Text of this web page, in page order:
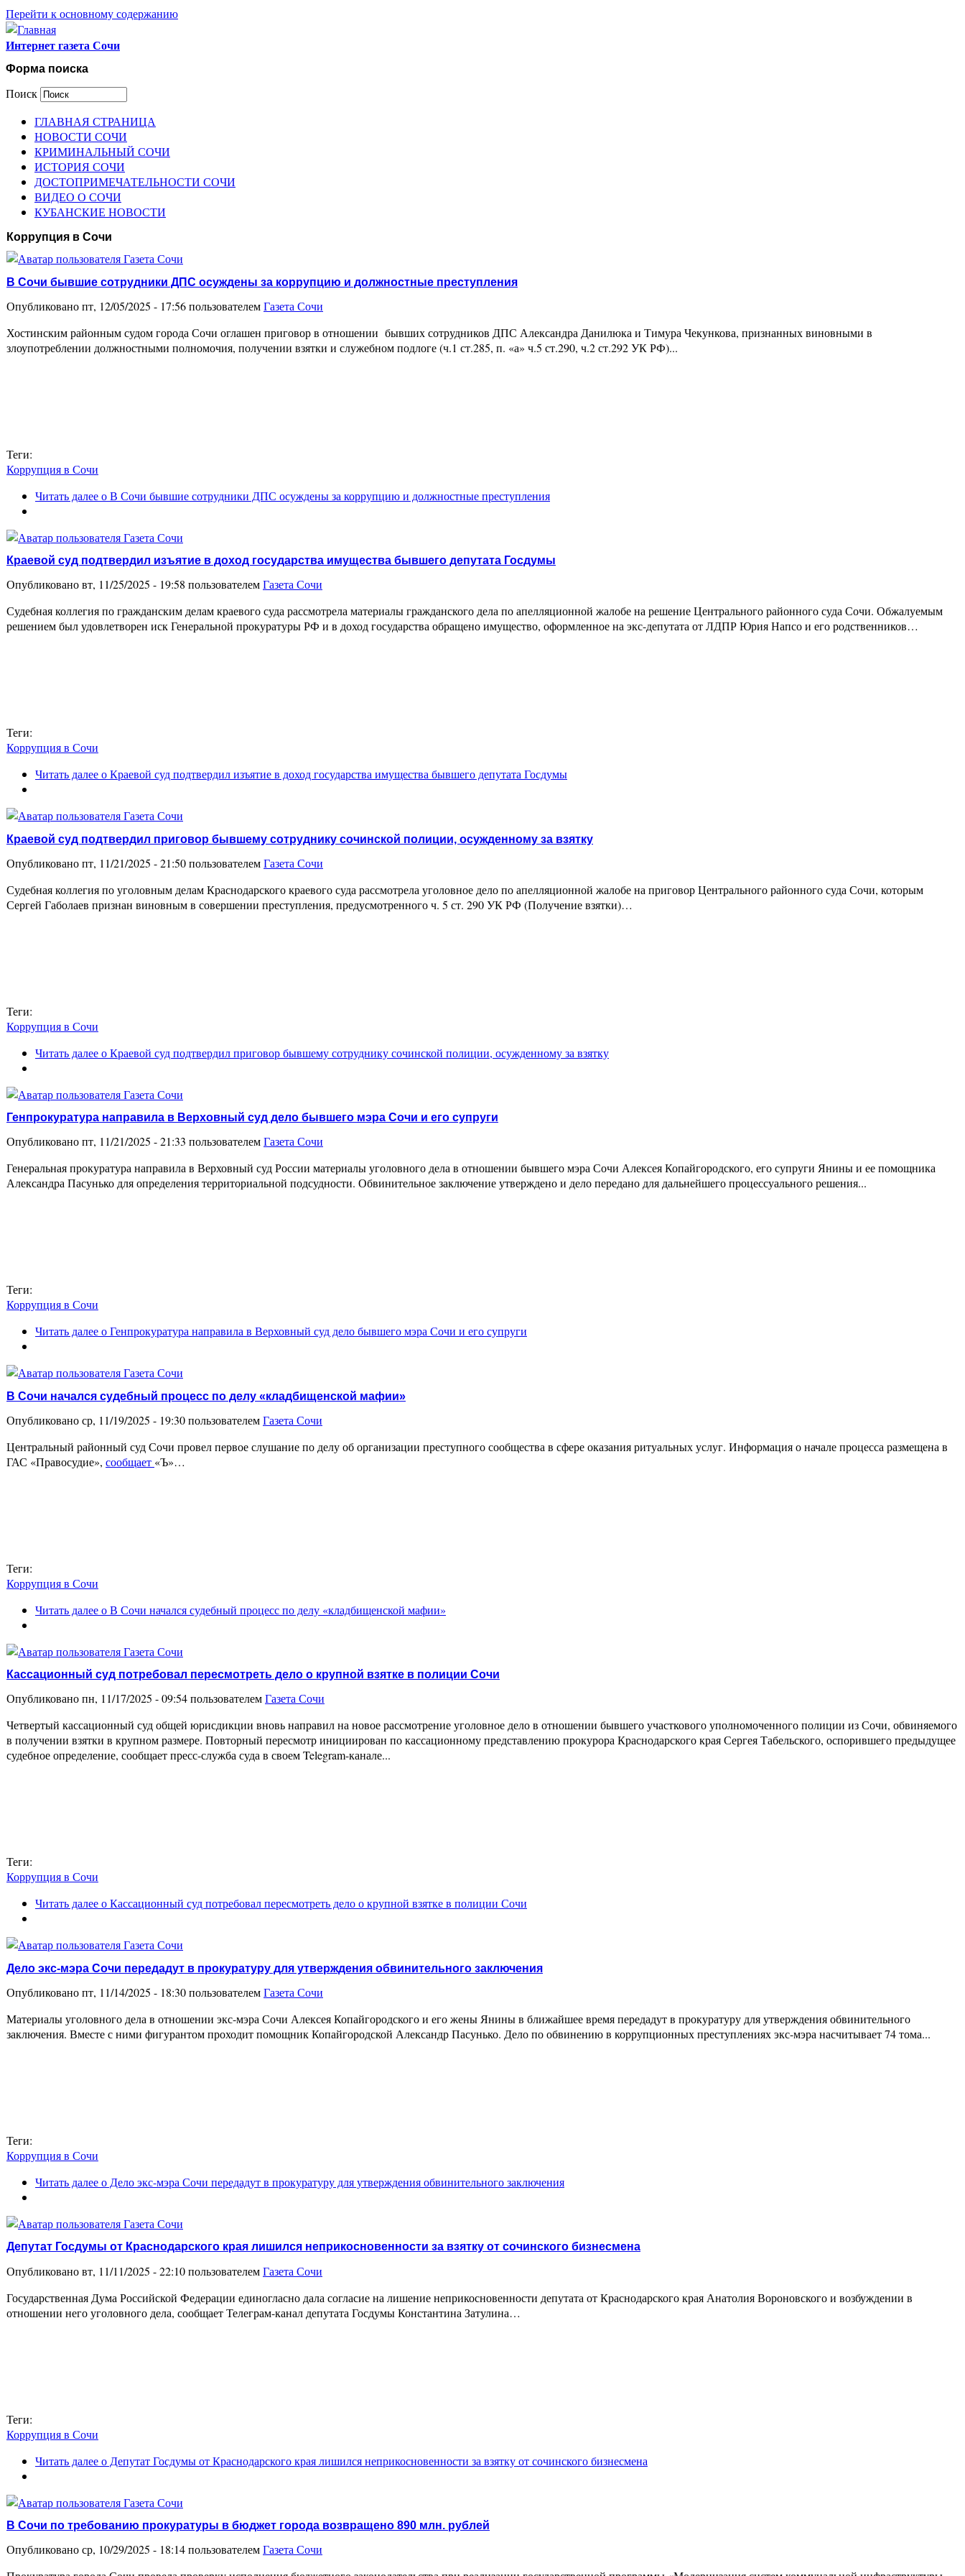
Перейти к основному содержанию
Интернет газета Сочи
Форма поиска
Поиск
ГЛАВНАЯ СТРАНИЦА
НОВОСТИ СОЧИ
КРИМИНАЛЬНЫЙ СОЧИ
ИСТОРИЯ СОЧИ
ДОСТОПРИМЕЧАТЕЛЬНОСТИ СОЧИ
ВИДЕО О СОЧИ
КУБАНСКИЕ НОВОСТИ
Коррупция в Сочи
В Сочи бывшие сотрудники ДПС осуждены за коррупцию и должностные преступления
Опубликовано пт, 12/05/2025 - 17:56 пользователемГазета Сочи
Хостинским районным судом города Сочи оглашен приговор в отношении бывших сотрудников ДПС Александра Данилюка и Тимура Чекункова, признанных виновными в
злоупотреблении должностными полномочия, получении взятки и служебном подлоге (ч.1 ст.285, п. «а» ч.5 ст.290, ч.2 ст.292 УК РФ)...
Теги:
Коррупция в Сочи
Читать далеео В Сочи бывшие сотрудники ДПС осуждены за коррупцию и должностные преступления
Краевой суд подтвердил изъятие в доход государства имущества бывшего депутата Госдумы
Опубликовано вт, 11/25/2025 - 19:58 пользователемГазета Сочи
Судебная коллегия по гражданским делам краевого суда рассмотрела материалы гражданского дела по апелляционной жалобе на решение Центрального районного суда Сочи. Обжалуемым
решением был удовлетворен иск Генеральной прокуратуры РФ и в доход государства обращено имущество, оформленное на экс-депутата от ЛДПР Юрия Напсо и его родственников…
Теги:
Коррупция в Сочи
Читать далеео Краевой суд подтвердил изъятие в доход государства имущества бывшего депутата Госдумы
Краевой суд подтвердил приговор бывшему сотруднику сочинской полиции, осужденному за взятку
Опубликовано пт, 11/21/2025 - 21:50 пользователемГазета Сочи
Судебная коллегия по уголовным делам Краснодарского краевого суда рассмотрела уголовное дело по апелляционной жалобе на приговор Центрального районного суда Сочи, которым
Сергей Габолаев признан виновным в совершении преступления, предусмотренного ч. 5 ст. 290 УК РФ (Получение взятки)…
Теги:
Коррупция в Сочи
Читать далеео Краевой суд подтвердил приговор бывшему сотруднику сочинской полиции, осужденному за взятку
Генпрокуратура направила в Верховный суд дело бывшего мэра Сочи и его супруги
Опубликовано пт, 11/21/2025 - 21:33 пользователемГазета Сочи
Генеральная прокуратура направила в Верховный суд России материалы уголовного дела в отношении бывшего мэра Сочи Алексея Копайгородского, его супруги Янины и ее помощника
Александра Пасунько для определения территориальной подсудности. Обвинительное заключение утверждено и дело передано для дальнейшего процессуального решения...
Теги:
Коррупция в Сочи
Читать далеео Генпрокуратура направила в Верховный суд дело бывшего мэра Сочи и его супруги
В Сочи начался судебный процесс по делу «кладбищенской мафии»
Опубликовано ср, 11/19/2025 - 19:30 пользователемГазета Сочи
Центральный районный суд Сочи провел первое слушание по делу об организации преступного сообщества в сфере оказания ритуальных услуг. Информация о начале процесса размещена в
ГАС «Правосудие», сообщает «Ъ»…
Теги:
Коррупция в Сочи
Читать далеео В Сочи начался судебный процесс по делу «кладбищенской мафии»
Кассационный суд потребовал пересмотреть дело о крупной взятке в полиции Сочи
Опубликовано пн, 11/17/2025 - 09:54 пользователемГазета Сочи
Четвертый кассационный суд общей юрисдикции вновь направил на новое рассмотрение уголовное дело в отношении бывшего участкового уполномоченного полиции из Сочи, обвиняемого
в получении взятки в крупном размере. Повторный пересмотр инициирован по кассационному представлению прокурора Краснодарского края Сергея Табельского, оспорившего предыдущее
судебное определение, сообщает пресс-служба суда в своем Telegram-канале...
Теги:
Коррупция в Сочи
Читать далеео Кассационный суд потребовал пересмотреть дело о крупной взятке в полиции Сочи
Дело экс-мэра Сочи передадут в прокуратуру для утверждения обвинительного заключения
Опубликовано пт, 11/14/2025 - 18:30 пользователемГазета Сочи
Материалы уголовного дела в отношении экс-мэра Сочи Алексея Копайгородского и его жены Янины в ближайшее время передадут в прокуратуру для утверждения обвинительного
заключения. Вместе с ними фигурантом проходит помощник Копайгородской Александр Пасунько. Дело по обвинению в коррупционных преступлениях экс-мэра насчитывает 74 тома...
Теги:
Коррупция в Сочи
Читать далеео Дело экс-мэра Сочи передадут в прокуратуру для утверждения обвинительного заключения
Депутат Госдумы от Краснодарского края лишился неприкосновенности за взятку от сочинского бизнесмена
Опубликовано вт, 11/11/2025 - 22:10 пользователемГазета Сочи
Государственная Дума Российской Федерации единогласно дала согласие на лишение неприкосновенности депутата от Краснодарского края Анатолия Вороновского и возбуждении в
отношении него уголовного дела, сообщает Телеграм-канал депутата Госдумы Константина Затулина…
Теги:
Коррупция в Сочи
Читать далеео Депутат Госдумы от Краснодарского края лишился неприкосновенности за взятку от сочинского бизнесмена
В Сочи по требованию прокуратуры в бюджет города возвращено 890 млн. рублей
Опубликовано ср, 10/29/2025 - 18:14 пользователемГазета Сочи